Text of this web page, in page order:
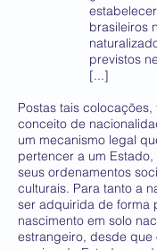
brasileiros
previstos
[...]
Postas tais
conceito de
um mecanismo legal
pertencer a um
seus ordenamentos
culturais. Para tanto a
ser adquirida de forma
nascimento em solo
estrangeiro, desde que